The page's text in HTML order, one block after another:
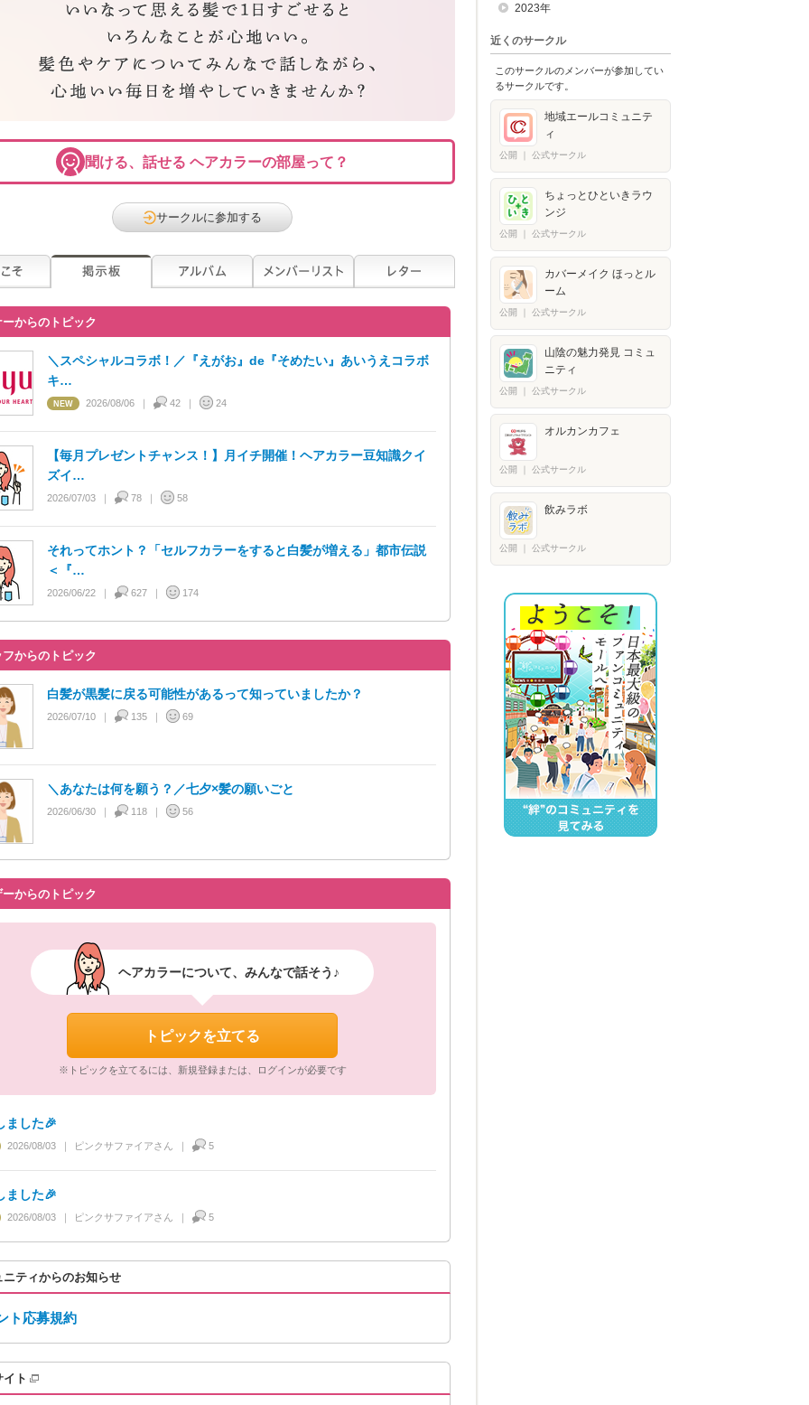
聞ける、話せる ヘアカラーの部屋って？
サークルに参加する
からのトピック
＼スペシャルコラボ！／『えがお』de『そめたい』あいうえコラボ
キ…
2026/08/06 42 24
【毎月プレゼントチャンス！】月イチ開催！ヘアカラー豆知識クイ
ズイ…
2026/07/03 78 58
それってホント？「セルフカラーをすると白髪が増える」都市伝説
＜『…
2026/06/22 627 174
からのトピック
白髪が黒髪に戻る可能性があるって知っていましたか？
2026/07/10 135 69
＼あなたは何を願う？／七夕×髪の願いごと
2026/06/30 118 56
からのトピック
ヘアカラーについて、みんなで話そう♪
トピックを立てる
※トピックを立てるには、新規登録または、ログインが必要です
ました🎉
2026/08/03 ピンクサファイアさん 5
ました🎉
2026/08/03 ピンクサファイアさん 5
ニティからのお知らせ
ト応募規約
イト
2023年
近くのサークル
このサークルのメンバーが参加してい
るサークルです。
地域エールコミュニテ
ィ
公開 公式サークル
ちょっとひといきラウ
ンジ
公開 公式サークル
カバーメイク ほっとル
ーム
公開 公式サークル
山陰の魅力発見 コミュ
ニティ
公開 公式サークル
オルカンカフェ
公開 公式サークル
飲みラボ
公開 公式サークル